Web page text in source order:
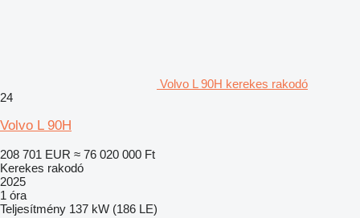
Volvo L 90H kerekes rakodó
24
Volvo L 90H
208 701 EUR ≈ 76 020 000 Ft
Kerekes rakodó
2025
1 óra
Teljesítmény 137 kW (186 LE)